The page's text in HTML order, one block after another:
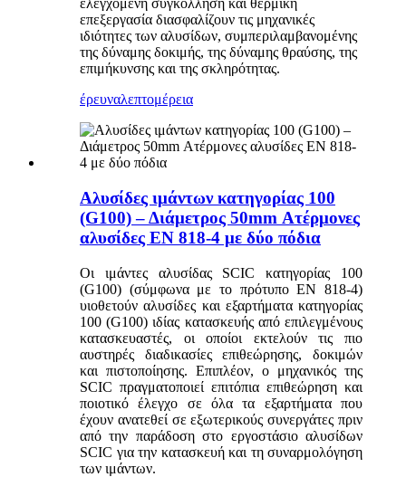
ελεγχόμενη συγκόλληση και θερμική
επεξεργασία διασφαλίζουν τις μηχανικές
ιδιότητες των αλυσίδων, συμπεριλαμβανομένης
της δύναμης δοκιμής, της δύναμης θραύσης, της
επιμήκυνσης και της σκληρότητας.
έρευναλεπτομέρεια
Αλυσίδες ιμάντων κατηγορίας 100
(G100) – Διάμετρος 50mm Ατέρμονες
αλυσίδες EN 818-4 με δύο πόδια
Οι ιμάντες αλυσίδας SCIC κατηγορίας 100
(G100) (σύμφωνα με το πρότυπο EN 818-4)
υιοθετούν αλυσίδες και εξαρτήματα κατηγορίας
100 (G100) ιδίας κατασκευής από επιλεγμένους
κατασκευαστές, οι οποίοι εκτελούν τις πιο
αυστηρές διαδικασίες επιθεώρησης, δοκιμών
και πιστοποίησης. Επιπλέον, ο μηχανικός της
SCIC πραγματοποιεί επιτόπια επιθεώρηση και
ποιοτικό έλεγχο σε όλα τα εξαρτήματα που
έχουν ανατεθεί σε εξωτερικούς συνεργάτες πριν
από την παράδοση στο εργοστάσιο αλυσίδων
SCIC για την κατασκευή και τη συναρμολόγηση
των ιμάντων.